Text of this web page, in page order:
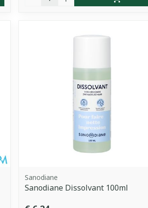
Sanodiane
Sanodiane Dissolvant 100ml